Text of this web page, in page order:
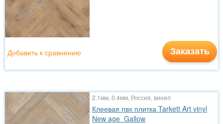
Заказать
Добавить к сравнению
2.1мм, 0.4мм, Россия, винил
Клеевая пвх плитка Tarkett Art vinyl
New age Gallow